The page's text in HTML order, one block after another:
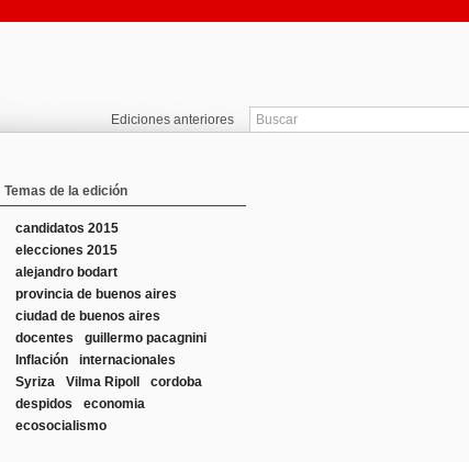
Ediciones anteriores
Temas de la edición
candidatos 2015
elecciones 2015
alejandro bodart
provincia de buenos aires
ciudad de buenos aires
docentes
guillermo pacagnini
Inflación
internacionales
Syriza
Vilma Ripoll
cordoba
despidos
economia
ecosocialismo